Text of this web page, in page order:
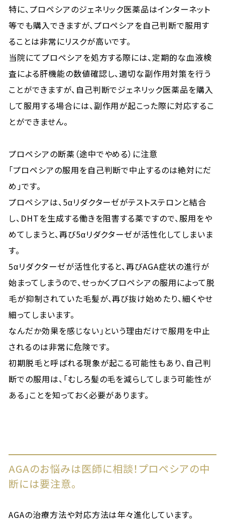
特に、プロペシアのジェネリック医薬品はインターネット
等でも購入できますが、プロペシアを自己判断で服用す
ることは非常にリスクが高いです。
当院にてプロペシアを処方する際には、定期的な血液検
査による肝機能の数値確認し、適切な副作用対策を行う
ことができますが、自己判断でジェネリック医薬品を購入
して服用する場合には、副作用が起こった際に対応するこ
とができません。
プロペシアの断薬（途中でやめる）に注意
「プロペシアの服用を自己判断で中止するのは絶対にだ
め」です。
プロペシアは、5αリダクターゼがテストステロンと結合
し、DHTを生成する働きを阻害する薬ですので、服用をや
めてしまうと、再び5αリダクターゼが活性化してしまいま
す。
5αリダクターゼが活性化すると、再びAGA症状の進行が
始まってしまうので、せっかくプロペシアの服用によって脱
毛が抑制されていた毛髪が、再び抜け始めたり、細くやせ
細ってしまいます。
なんだか効果を感じない」という理由だけで服用を中止
されるのは非常に危険です。
初期脱毛と呼ばれる現象が起こる可能性もあり、自己判
断での服用は、「むしろ髪の毛を減らしてしまう可能性が
ある」ことを知っておく必要があります。
AGAのお悩みは医師に相談！プロペシアの中
断には要注意。
AGAの治療方法や対応方法は年々進化しています。